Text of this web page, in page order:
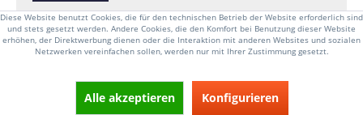
Lange Lieferzeit
Happyware VI-SCEM2IP-
BNN-LN6 | Intel Celeron
Diese Website benutzt Cookies, die für den technischen Betrieb der Website erforderlich sind
und stets gesetzt werden. Andere Cookies, die den Komfort bei Benutzung dieser Website
erhöhen, der Direktwerbung dienen oder die Interaktion mit anderen Websites und sozialen
Netzwerken vereinfachen sollen, werden nur mit Ihrer Zustimmung gesetzt.
Alle akzeptieren Konfigurieren